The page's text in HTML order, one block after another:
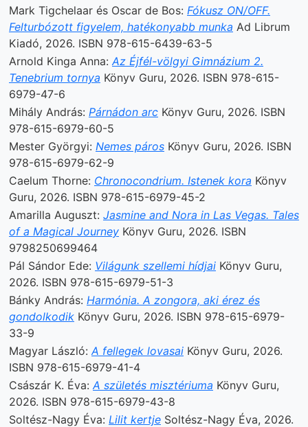
Mark Tigchelaar és Oscar de Bos: Fókusz ON/OFF.
Felturbózott figyelem, hatékonyabb munka Ad Librum
Kiadó, 2026. ISBN 978-615-6439-63-5
Arnold Kinga Anna:Az Éjfél-völgyi Gimnázium 2.
Tenebrium tornya Könyv Guru, 2026. ISBN 978-615-
6979-47-6
Mihály András: Párnádon arc Könyv Guru, 2026. ISBN
978-615-6979-60-5
Mester Györgyi: Nemes páros Könyv Guru, 2026. ISBN
978-615-6979-62-9
Caelum Thorne: Chronocondrium. Istenek kora Könyv
Guru, 2026. ISBN 978-615-6979-45-2
Amarilla Auguszt: Jasmine and Nora in Las Vegas. Tales
of a Magical Journey Könyv Guru, 2026. ISBN
9798250699464
Pál Sándor Ede: Világunk szellemi hídjai Könyv Guru,
2026. ISBN 978-615-6979-51-3
Bánky András: Harmónia. A zongora, aki érez és
gondolkodik Könyv Guru, 2026. ISBN 978-615-6979-
33-9
Magyar László:A fellegek lovasai Könyv Guru, 2026.
ISBN 978-615-6979-41-4
Császár K. Éva:A születés misztériuma Könyv Guru,
2026. ISBN 978-615-6979-43-8
Soltész-Nagy Éva: Lilit kertje Soltész-Nagy Éva, 2026.